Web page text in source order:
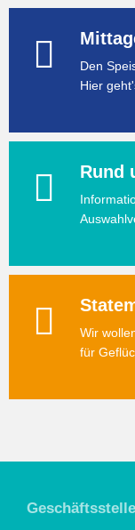
Den
Hier
Rund
Wir
für
Geschäftsstelle